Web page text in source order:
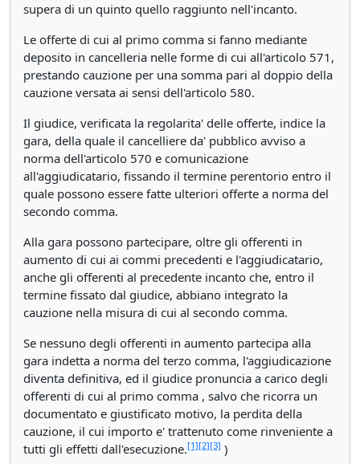
supera di un quinto quello raggiunto nell'incanto.
Le offerte di cui al primo comma si fanno mediante
deposito in cancelleria nelle forme di cui all'articolo 571,
prestando cauzione per una somma pari al doppio della
cauzione versata ai sensi dell'articolo 580.
Il giudice, verificata la regolarita' delle offerte, indice la
gara, della quale il cancelliere da' pubblico avviso a
norma dell'articolo 570 e comunicazione
all'aggiudicatario, fissando il termine perentorio entro il
quale possono essere fatte ulteriori offerte a norma del
secondo comma.
Alla gara possono partecipare, oltre gli offerenti in
aumento di cui ai commi precedenti e l'aggiudicatario,
anche gli offerenti al precedente incanto che, entro il
termine fissato dal giudice, abbiano integrato la
cauzione nella misura di cui al secondo comma.
Se nessuno degli offerenti in aumento partecipa alla
gara indetta a norma del terzo comma, l'aggiudicazione
diventa definitiva, ed il giudice pronuncia a carico degli
offerenti di cui al primo comma , salvo che ricorra un
documentato e giustificato motivo, la perdita della
cauzione, il cui importo e' trattenuto come rinveniente a
tutti gli effetti dall'esecuzione.[1][2][3] )